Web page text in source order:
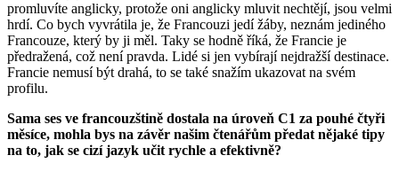
promluvíte anglicky, protože oni anglicky mluvit nechtějí, jsou velmi
hrdí. Co bych vyvrátila je, že Francouzi jedí žáby, neznám jediného
Francouze, který by ji měl. Taky se hodně říká, že Francie je
předražená, což není pravda. Lidé si jen vybírají nejdražší destinace.
Francie nemusí být drahá, to se také snažím ukazovat na svém
profilu.
Sama ses ve francouzštině dostala na úroveň C1 za pouhé čtyři
měsíce, mohla bys na závěr našim čtenářům předat nějaké tipy
na to, jak se cizí jazyk učit rychle a efektivně?